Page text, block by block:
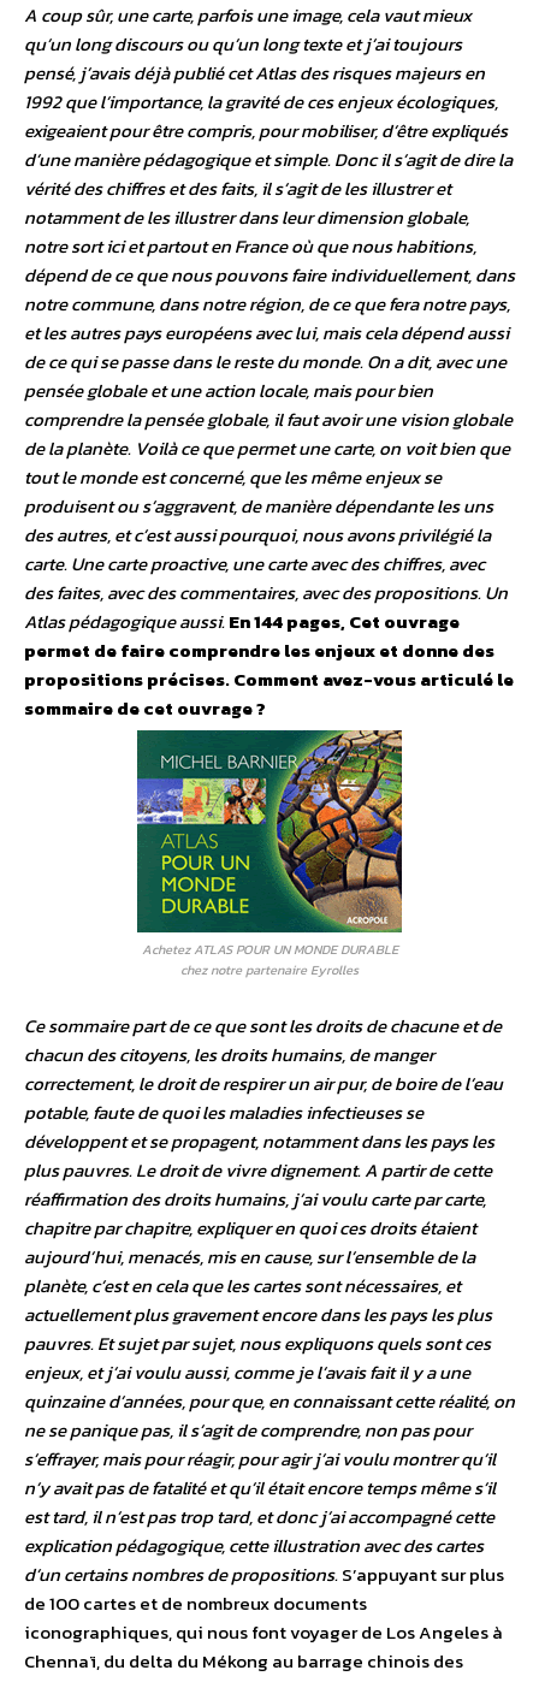
A coup sûr, une carte, parfois une image, cela vaut mieux
qu’un long discours ou qu’un long texte et j’ai toujours
pensé, j’avais déjà publié cet Atlas des risques majeurs en
1992 que l’importance, la gravité de ces enjeux écologiques,
exigeaient pour être compris, pour mobiliser, d’être expliqués
d’une manière pédagogique et simple. Donc il s’agit de dire la
vérité des chiffres et des faits, il s’agit de les illustrer et
notamment de les illustrer dans leur dimension globale,
notre sort ici et partout en France où que nous habitions,
dépend de ce que nous pouvons faire individuellement, dans
notre commune, dans notre région, de ce que fera notre pays,
et les autres pays européens avec lui, mais cela dépend aussi
de ce qui se passe dans le reste du monde. On a dit, avec une
pensée globale et une action locale, mais pour bien
comprendre la pensée globale, il faut avoir une vision globale
de la planète. Voilà ce que permet une carte, on voit bien que
tout le monde est concerné, que les même enjeux se
produisent ou s’aggravent, de manière dépendante les uns
des autres, et c’est aussi pourquoi, nous avons privilégié la
carte. Une carte proactive, une carte avec des chiffres, avec
des faites, avec des commentaires, avec des propositions. Un
Atlas pédagogique aussi.En 144 pages, Cet ouvrage
permet de faire comprendre les enjeux et donne des
propositions précises. Comment avez-vous articulé le
sommaire de cet ouvrage ?
Achetez ATLAS POUR UN MONDE DURABLE
chez notre partenaire Eyrolles
Ce sommaire part de ce que sont les droits de chacune et de
chacun des citoyens, les droits humains, de manger
correctement, le droit de respirer un air pur, de boire de l’eau
potable, faute de quoi les maladies infectieuses se
développent et se propagent, notamment dans les pays les
plus pauvres. Le droit de vivre dignement. A partir de cette
réaffirmation des droits humains, j’ai voulu carte par carte,
chapitre par chapitre, expliquer en quoi ces droits étaient
aujourd’hui, menacés, mis en cause, sur l’ensemble de la
planète, c’est en cela que les cartes sont nécessaires, et
actuellement plus gravement encore dans les pays les plus
pauvres. Et sujet par sujet, nous expliquons quels sont ces
enjeux, et j’ai voulu aussi, comme je l’avais fait il y a une
quinzaine d’années, pour que, en connaissant cette réalité, on
ne se panique pas, il s’agit de comprendre, non pas pour
s’effrayer, mais pour réagir, pour agir j’ai voulu montrer qu’il
n’y avait pas de fatalité et qu’il était encore temps même s’il
est tard, il n’est pas trop tard, et donc j’ai accompagné cette
explication pédagogique, cette illustration avec des cartes
d’un certains nombres de propositions.S’appuyant sur plus
de 100 cartes et de nombreux documents
iconographiques, qui nous font voyager de Los Angeles à
Chennaï, du delta du Mékong au barrage chinois des